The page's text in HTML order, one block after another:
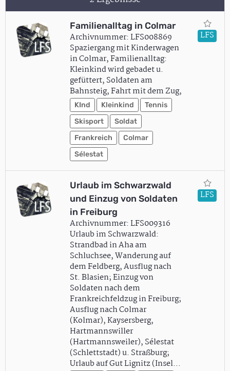
Familienalltag in Colmar
Archivnummer: LFS008869
Spaziergang mit Kinderwagen
in Colmar, Familienalltag:
Kleinkind wird gebadet u.
gefüttert, Soldaten am
Bahnsteig, Fahrt mit dem Zug,
KInd Kleinkind
Tennis
Skisport
Soldat
Frankreich
Colmar
Sélestat
LFS
Urlaub im Schwarzwald
und Einzug von Soldaten
in Freiburg
Archivnummer: LFS009316
Urlaub im Schwarzwald:
Strandbad in Aha am
Schluchsee, Wanderung auf
dem Feldberg, Ausflug nach
St. Blasien; Einzug von
Soldaten nach dem
Frankreichfeldzug in Freiburg;
Ausflug nach Colmar
(Kolmar), Kaysersberg,
Hartmannswiller
(Hartmannsweiler), Sélestat
(Schlettstadt) u. Straßburg;
Urlaub auf Gut Lignitz (Insel…
LFS